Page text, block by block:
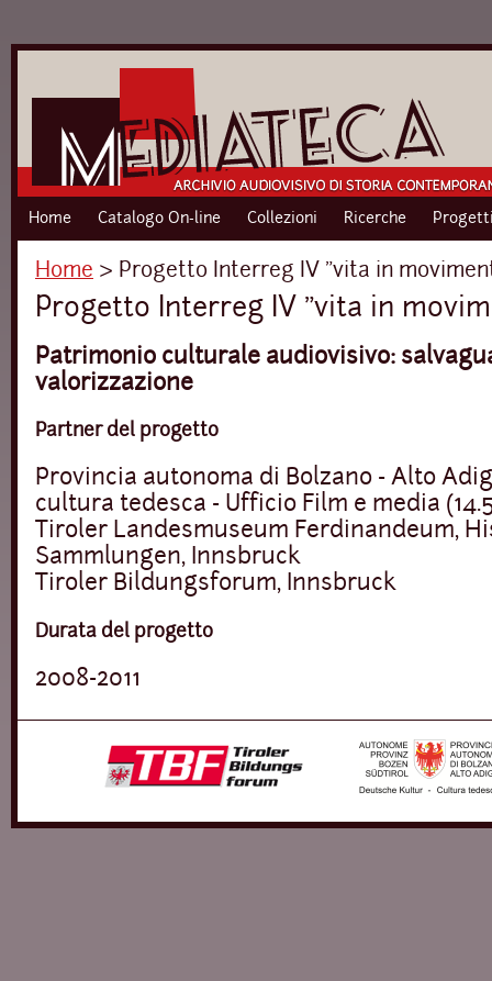
Home Catalogo On-line Collezioni Ricerche
Home › Progetto Interreg IV "vita in
Progetto Interreg IV "vita in
Patrimonio culturale audiovisivo:
valorizzazione
Partner del progetto
Provincia autonoma di Bolzano - Alto
cultura tedesca - Ufficio Film e media
Tiroler Landesmuseum Ferdinandeum,
Sammlungen, Innsbruck
Tiroler Bildungsforum, Innsbruck
Durata del progetto
2008-2011